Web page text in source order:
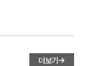
더보기